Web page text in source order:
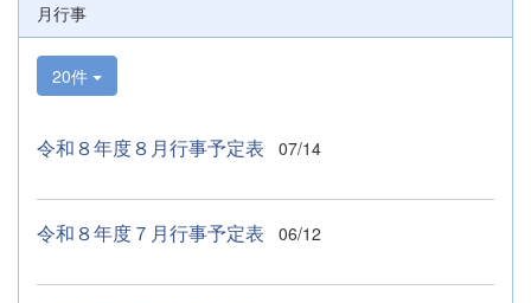
月行事
20件
令和８年度８月行事予定表 07/14
令和８年度７月行事予定表 06/12